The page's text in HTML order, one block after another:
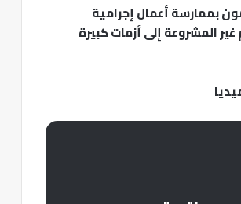
بممارسة أعمال إجرامية
المشروعة إلى أزمات كبيرة